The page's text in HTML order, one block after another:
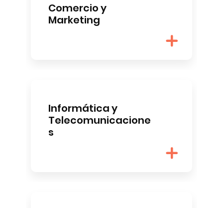
Comercio y
Marketing
Informática y
Telecomunicacione
s